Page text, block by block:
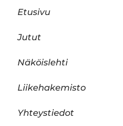
Etusivu
Jutut
Näköislehti
Liikehakemisto
Yhteystiedot